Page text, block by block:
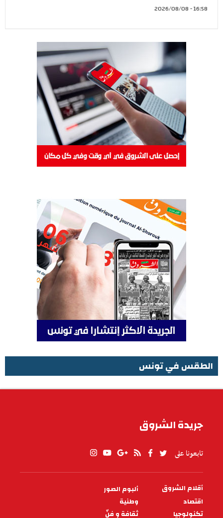
16:58 - 2026/08/08
الطقس في تونس
جريدة الشروق
تابعونا على
PIED
DE
PAGE
أقلام الشروق
ألبوم الصور
اقتصاد
وطنية
تكنولوجيا
ثقافة و فنّ